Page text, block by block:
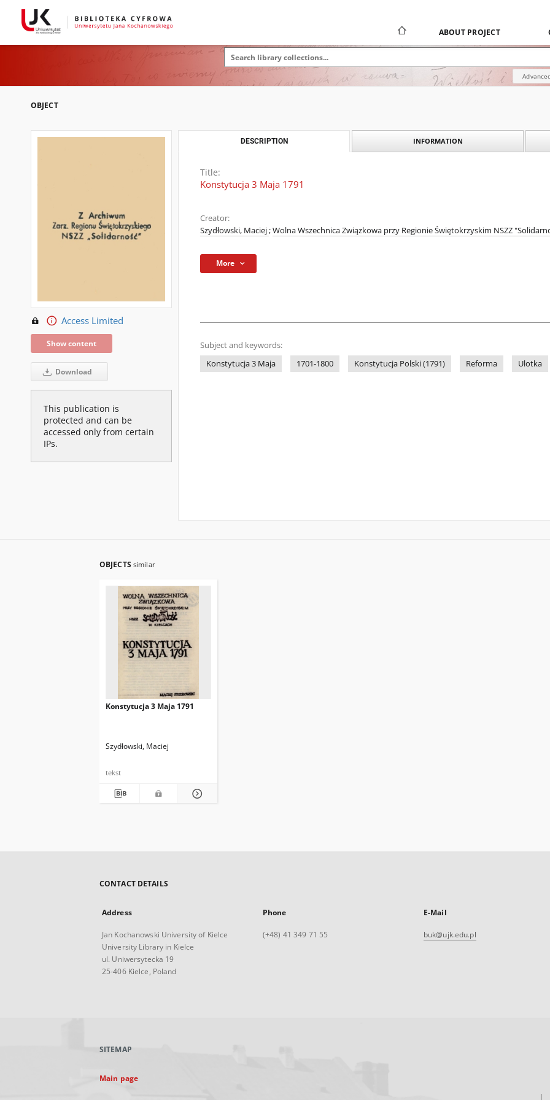
ABOUT PROJECT
OBJECT
Access Limited
Show content
Download
This publication is
protected and can be
accessed only from certain
IPs.
DESCRIPTION INFORMATION
Title:
Konstytucja 3 Maja 1791
Creator:
Szydłowski, Maciej;Wolna Wszechnica Związkowa przy Regionie Świętokrzyskim NSZZ
More
Subject and keywords:
Konstytucja 3 Maja
1701-1800 Konstytucja Polski (1791) Reforma Ulotka
OBJECTS similar
Konstytucja 3 Maja 1791
Szydłowski, Maciej
tekst
CONTACT DETAILS
Address
Jan Kochanowski University of Kielce
University Library in Kielce
ul. Uniwersytecka 19
25-406 Kielce, Poland
Phone
(+48) 41 349 71 55
E-Mail
buk@ujk.edu.pl
SITEMAP
Main page